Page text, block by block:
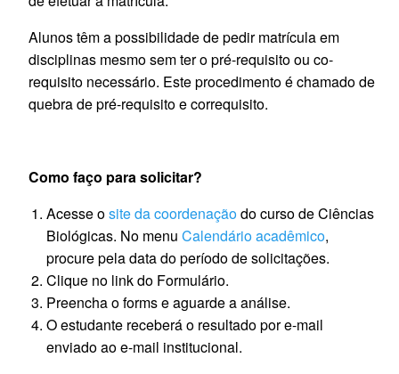
Alunos têm a possibilidade de pedir matrícula em
disciplinas mesmo sem ter o pré-requisito ou co-
requisito necessário. Este procedimento é chamado de
quebra de pré-requisito e correquisito.
Como faço para solicitar?
Acesse osite da coordenaçãodo curso de Ciências
Biológicas. No menuCalendário acadêmico,
procure pela data do período de solicitações.
Clique no link do Formulário.
Preencha o forms e aguarde a análise.
O estudante receberá o resultado por e-mail
enviado ao e-mail institucional.